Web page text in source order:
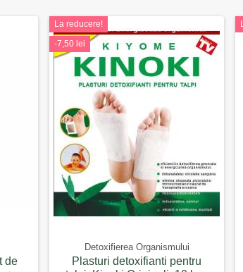
de
La reducere!
-7,50 lei
Detoxifierea Organismului
Plasturi detoxifianti pentru